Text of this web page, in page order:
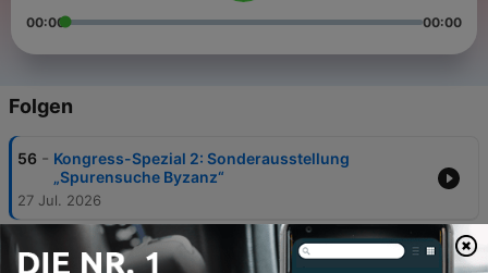
00:00 00:00
Folgen
56 - Kongress-Spezial 2: Sonderausstellung
„Spurensuche Byzanz“
27 Jul. 2026
55
Kongress-Spezial 1: Wien, Byzanz und der
Kongress 2026